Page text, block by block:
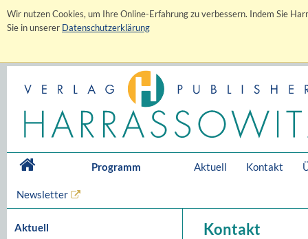
Wir nutzen Cookies, um Ihre Online-Erfahrung zu verbessern. Indem Sie
Sie in unserer Datenschutzerklärung
Programm Aktuell Kontakt
Newsletter
Aktuell
Kontakt